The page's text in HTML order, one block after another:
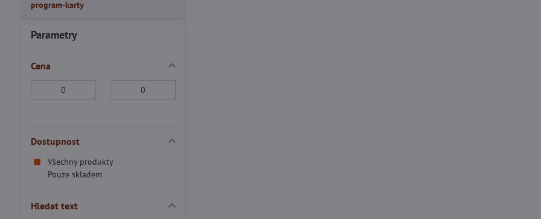
Parametry
Cena
Dostupnost
Všechny produkty
Pouze skladem
Hledat text
program-karty